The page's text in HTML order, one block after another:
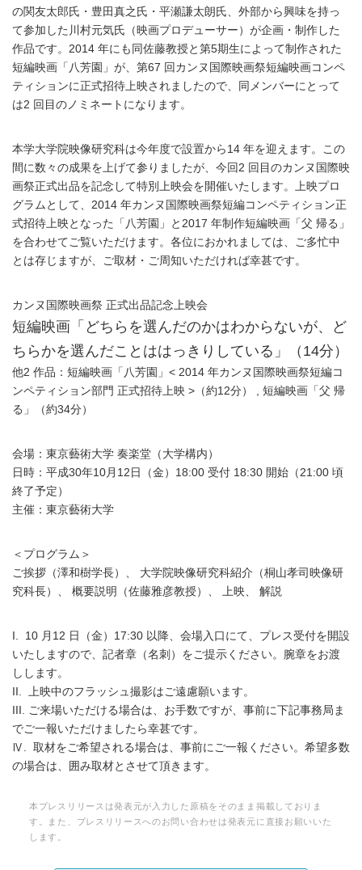
の関友太郎氏・豊田真之氏・平瀬謙太朗氏、外部から興味を持っ
て参加した川村元気氏（映画プロデューサー）が企画・制作した
作品です。2014 年にも同佐藤教授と第5期生によって制作された
短編映画「八芳園」が、第67 回カンヌ国際映画祭短編映画コンペ
ティションに正式招待上映されましたので、同メンバーにとって
は2 回目のノミネートになります。
本学大学院映像研究科は今年度で設置から14 年を迎えます。この
間に数々の成果を上げて参りましたが、今回2 回目のカンヌ国際映
画祭正式出品を記念して特別上映会を開催いたします。上映プロ
グラムとして、2014 年カンヌ国際映画祭短編コンペティション正
式招待上映となった「八芳園」と2017 年制作短編映画「父 帰る」
を合わせてご覧いただけます。各位におかれましては、ご多忙中
とは存じますが、ご取材・ご周知いただければ幸甚です。
カンヌ国際映画祭 正式出品記念上映会
短編映画「どちらを選んだのかはわからないが、ど
ちらかを選んだことははっきりしている」（14分）
他2 作品：短編映画「八芳園」< 2014 年カンヌ国際映画祭短編コ
ンペティション部門 正式招待上映 >（約12分） , 短編映画「父 帰
る」（約34分）
会場：東京藝術大学 奏楽堂（大学構内）
日時：平成30年10月12日（金）18:00 受付 18:30 開始（21:00 頃
終了予定）
主催：東京藝術大学
＜プログラム＞
ご挨拶（澤和樹学長）、 大学院映像研究科紹介（桐山孝司映像研
究科長）、 概要説明（佐藤雅彦教授）、 上映、 解説
I. 10 月12 日（金）17:30 以降、会場入口にて、プレス受付を開設
いたしますので、記者章（名刺）をご提示ください。腕章をお渡
しします。
II. 上映中のフラッシュ撮影はご遠慮願います。
III. ご来場いただける場合は、お手数ですが、事前に下記事務局ま
でご一報いただけましたら幸甚です。
Ⅳ. 取材をご希望される場合は、事前にご一報ください。希望多数
の場合は、囲み取材とさせて頂きます。
本プレスリリースは発表元が入力した原稿をそのまま掲載しておりま
す。また、プレスリリースへのお問い合わせは発表元に直接お願いいた
します。